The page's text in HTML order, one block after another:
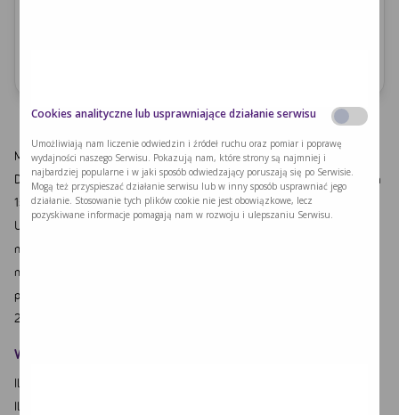
Mleko PKU wymieszać z wodą. W letnim płynie rozpuścić cukier i drożdże.
Dodać pozostałe składniki, dobrze wymieszać i odstawić do wyrośnięcia na
15-20 min. pod przykryciem w ciepłe miejsce; potem jeszcze raz wyrobić.
Uformować drożdżówki dłońmi natłuszczonymi olejem. Drożdżówki ułożyć
na wyłożonej papierem do pieczenia blaszce i odstawić jeszcze na 15-20
min. Posmarować ciasto roztworem cukru (5 g cukru + 50 ml wody),
przygotować budyń pku, wyłożyć na wierzch. Piec 30 min. w temperaturze
200*C.
Wartość odżywcza
Ilość fenyloalaniny: 109 mg
Ilość białka: 3,1 g
Cookies analityczne lub usprawniające działanie serwisu
Umożliwiają nam liczenie odwiedzin i źródeł ruchu oraz pomiar i poprawę
wydajności naszego Serwisu. Pokazują nam, które strony są najmniej i
najbardziej popularne i w jaki sposób odwiedzający poruszają się po Serwisie.
Mogą też przyspieszać działanie serwisu lub w inny sposób usprawniać jego
działanie. Stosowanie tych plików cookie nie jest obowiązkowe, lecz
pozyskiwane informacje pomagają nam w rozwoju i ulepszaniu Serwisu.